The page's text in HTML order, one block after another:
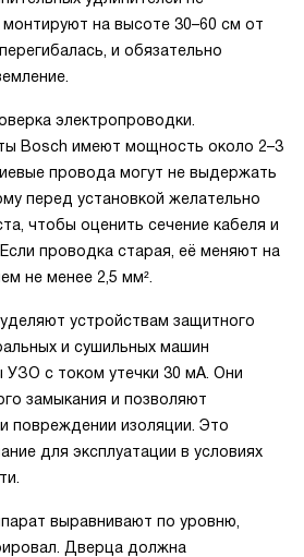
монтируют на высоте 30–60 см от
и обязательно
электропроводки.
Bosch имеют мощность около 2–3
провода могут не выдержать
перед установкой желательно
чтобы оценить сечение кабеля и
проводка старая, её меняют на
не менее 2,5 мм².
устройствам защитного
и сушильных машин
УЗО с током утечки 30 мА. Они
замыкания и позволяют
повреждении изоляции. Это
для эксплуатации в условиях
выравнивают по уровню,
Дверца должна